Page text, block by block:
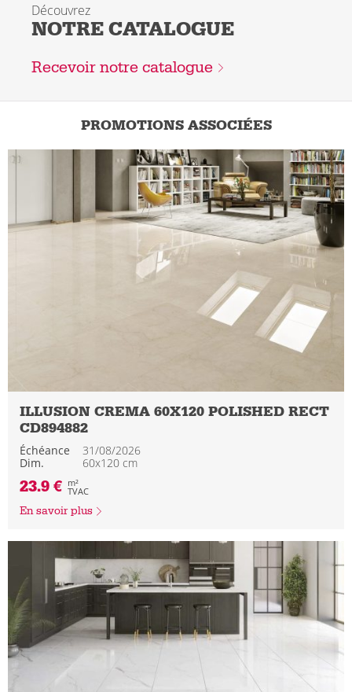
Découvrez
NOTRE CATALOGUE
Recevoir notre catalogue
PROMOTIONS ASSOCIÉES
ILLUSION CREMA 60X120 POLISHED RECT
CD894882
Échéance
31/08/2026
Dim.
60x120 cm
23.9 € m²
TVAC
En savoir plus